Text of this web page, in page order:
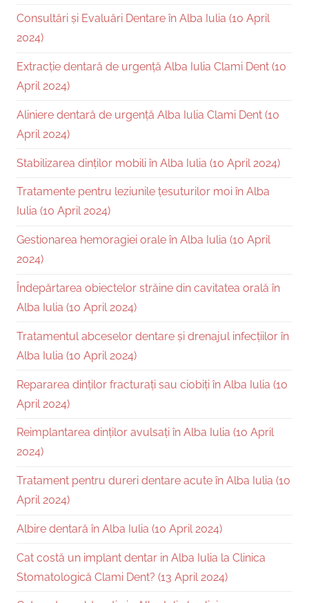
Consultări și Evaluări Dentare în Alba Iulia (10 April
2024)
Extracție dentară de urgență Alba Iulia Clami Dent (10
April 2024)
Aliniere dentară de urgență Alba Iulia Clami Dent (10
April 2024)
Stabilizarea dinților mobili în Alba Iulia (10 April 2024)
Tratamente pentru leziunile țesuturilor moi în Alba
Iulia (10 April 2024)
Gestionarea hemoragiei orale în Alba Iulia (10 April
2024)
Îndepărtarea obiectelor străine din cavitatea orală în
Alba Iulia (10 April 2024)
Tratamentul abceselor dentare și drenajul infecțiilor în
Alba Iulia (10 April 2024)
Repararea dinților fracturați sau ciobiți în Alba Iulia (10
April 2024)
Reimplantarea dinților avulsați în Alba Iulia (10 April
2024)
Tratament pentru dureri dentare acute în Alba Iulia (10
April 2024)
Albire dentară în Alba Iulia (10 April 2024)
Cat costă un implant dentar in Alba Iulia la Clinica
Stomatologică Clami Dent? (13 April 2024)